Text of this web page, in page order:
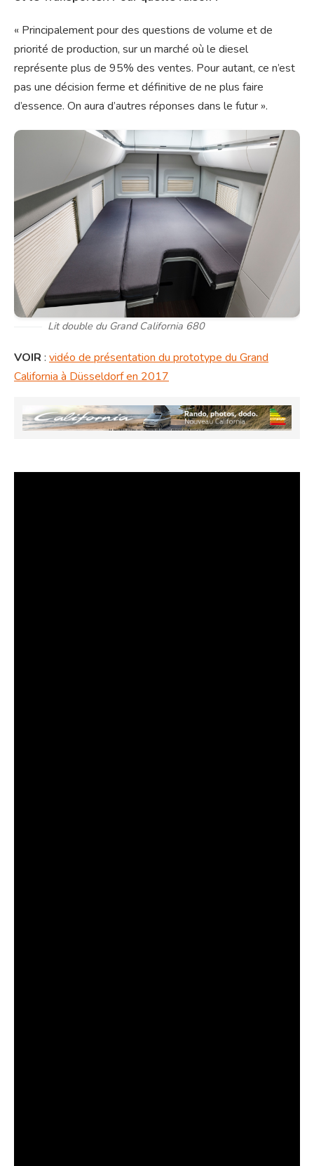
« Principalement pour des questions de volume et de
priorité de production, sur un marché où le diesel
représente plus de 95% des ventes. Pour autant, ce n’est
pas une décision ferme et définitive de ne plus faire
d’essence. On aura d’autres réponses dans le futur ».
Lit double du Grand California 680
VOIR : vidéo de présentation du prototype du Grand
California à Düsseldorf en 2017